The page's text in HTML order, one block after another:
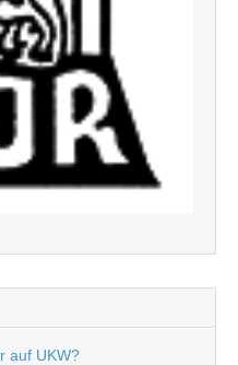
auf UKW?